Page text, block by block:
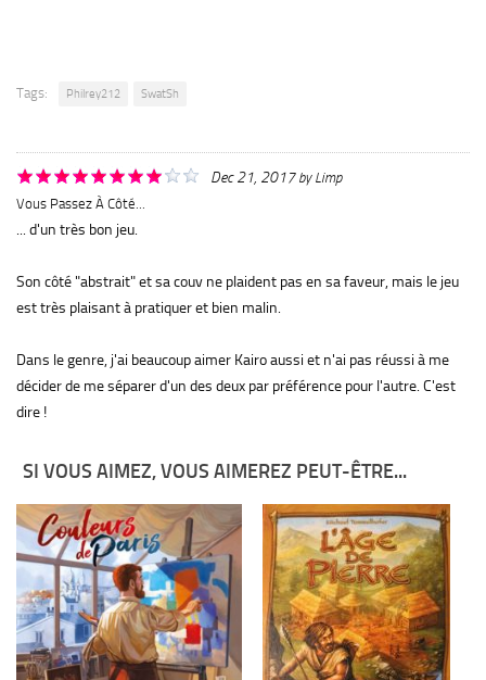
Tags: Philrey212 SwatSh
Dec 21, 2017by Limp
Vous Passez À Côté...
... d'un très bon jeu.
Son côté "abstrait" et sa couv ne plaident pas en sa faveur, mais le jeu
est très plaisant à pratiquer et bien malin.
Dans le genre, j'ai beaucoup aimer Kairo aussi et n'ai pas réussi à me
décider de me séparer d'un des deux par préférence pour l'autre. C'est
dire !
SI VOUS AIMEZ, VOUS AIMEREZ PEUT-ÊTRE...